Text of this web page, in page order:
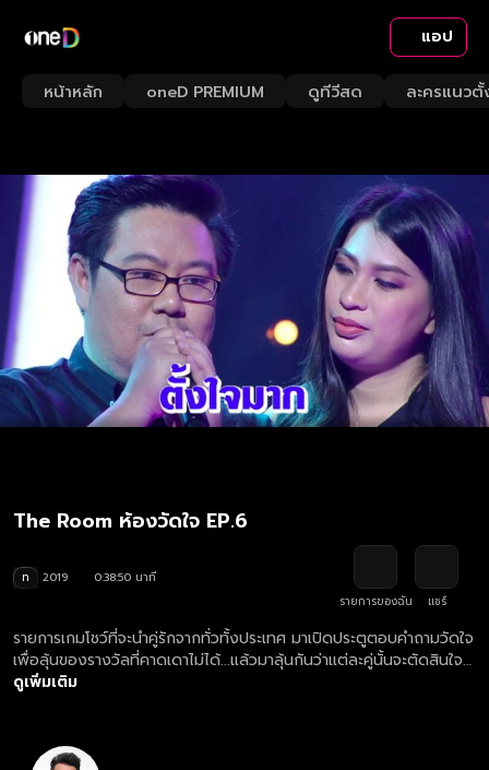
แอป
หน้าหลัก oneD PREMIUM ดูทีวีสด ละครแนวตั้
The Room ห้องวัดใจ EP.6
ท 2019
0:38:50 นาที
รายการของฉัน
แชร์
รายการเกมโชว์ที่จะนำคู่รักจากทั่วทั้งประเทศ มาเปิดประตูตอบคำถามวัดใจ
เพื่อลุ้นของรางวัลที่คาดเดาไม่ได้...แล้วมาลุ้นกันว่าแต่ละคู่นั้นจะตัดสินใจ
#ไปต่อหรือพอแค่นี้
ดูเพิ่มเติม